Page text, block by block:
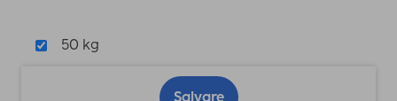
50 kg
Salvare